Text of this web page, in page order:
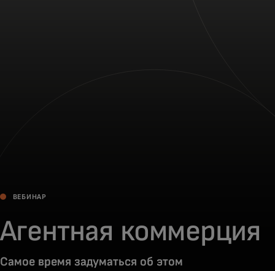
ВЕБИНАР
Агентная коммерция
Самое время задуматься об этом